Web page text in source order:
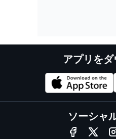
アプリを
ソーシャ